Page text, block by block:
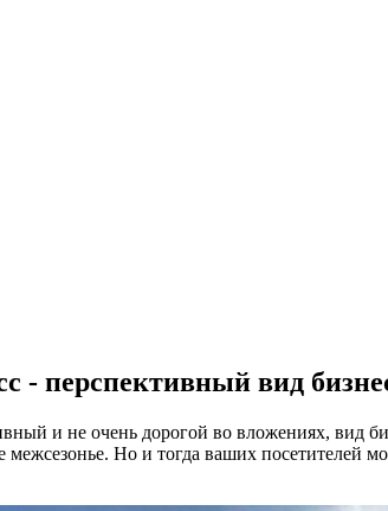
- перспективный вид
и не очень дорогой во вложениях, вид
Но и тогда ваших посетителей